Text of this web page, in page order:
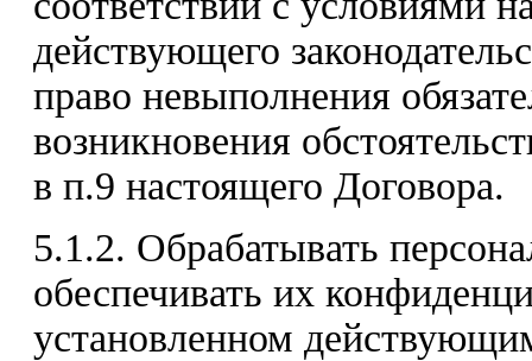
действующего
право невыполнения
возникновения
в п.9 настоящего Договора.
5.1.2. Обрабатывать
обеспечивать их
установленном